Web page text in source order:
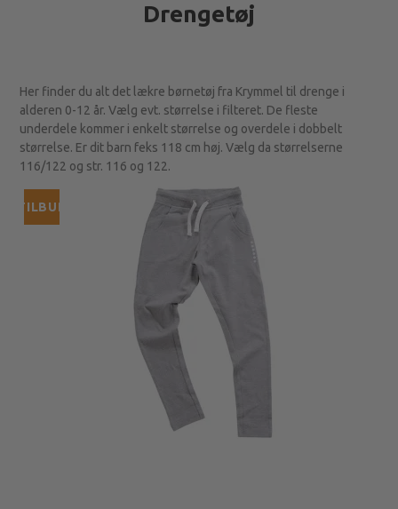
Drengetøj
Her finder du alt det lækre børnetøj fra Krymmel til drenge i
alderen 0-12 år. Vælg evt. størrelse i filteret. De fleste
underdele kommer i enkelt størrelse og overdele i dobbelt
størrelse. Er dit barn feks 118 cm høj. Vælg da størrelserne
116/122 og str. 116 og 122.
TILBUD